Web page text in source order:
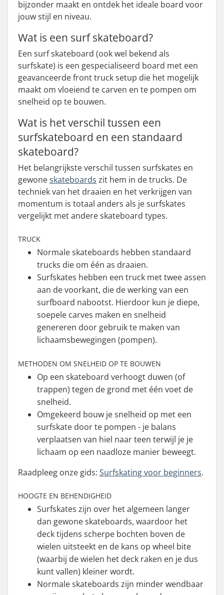
bijzonder maakt en ontdek het ideale board voor
jouw stijl en niveau.
Wat is een surf skateboard?
Een surf skateboard (ook wel bekend als
surfskate) is een gespecialiseerd board met een
geavanceerde front truck setup die het mogelijk
maakt om vloeiend te carven en te pompen om
snelheid op te bouwen.
Wat is het verschil tussen een
surfskateboard en een standaard
skateboard?
Het belangrijkste verschil tussen surfskates en
gewoneskateboards zit hem in de trucks. De
techniek van het draaien en het verkrijgen van
momentum is totaal anders als je surfskates
vergelijkt met andere skateboard types.
TRUCK
Normale skateboards hebben standaard
trucks die om één as draaien.
Surfskates hebben een truck met twee assen
aan de voorkant, die de werking van een
surfboard nabootst. Hierdoor kun je diepe,
soepele carves maken en snelheid
genereren door gebruik te maken van
lichaamsbewegingen (pompen).
METHODEN OM SNELHEID OP TE BOUWEN
Op een skateboard verhoogt duwen (of
trappen) tegen de grond met één voet de
snelheid.
Omgekeerd bouw je snelheid op met een
surfskate door te pompen - je balans
verplaatsen van hiel naar teen terwijl je je
lichaam op een naadloze manier beweegt.
Raadpleeg onze gids: Surfskating voor beginners.
HOOGTE EN BEHENDIGHEID
Surfskates zijn over het algemeen langer
dan gewone skateboards, waardoor het
deck tijdens scherpe bochten boven de
wielen uitsteekt en de kans op wheel bite
(waarbij de wielen het deck raken en je dus
kunt vallen) kleiner wordt.
Normale skateboards zijn minder wendbaar